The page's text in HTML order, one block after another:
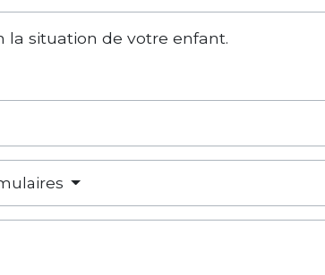
la situation de votre enfant.